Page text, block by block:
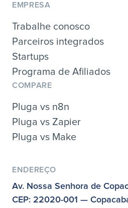
EMPRESA
Trabalhe conosco
Parceiros integrados
Startups
Programa de Afiliados
COMPARE
Pluga vs n8n
Pluga vs Zapier
Pluga vs Make
ENDEREÇO
Av. Nossa Senhora de
CEP: 22020-001 —